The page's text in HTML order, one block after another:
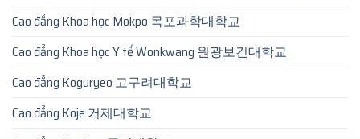
Cao đẳng Khoa học Mokpo 목포과학대학교
Cao đẳng Khoa học Y tế Wonkwang 원광보건대학교
Cao đẳng Koguryeo 고구려대학교
Cao đẳng Koje 거제대학교